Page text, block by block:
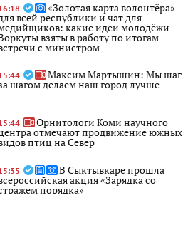
«Золотая карта волонтёра»
всей республики и чат для
какие идеи молодёжи
взяты в работу по итогам
с министром
Максим Мартышин: Мы шаг
шагом делаем наш город лучше
Орнитологи Коми научного
отмечают продвижение южных
птиц на Север
В Сыктывкаре прошла
акция «Зарядка со
порядка»